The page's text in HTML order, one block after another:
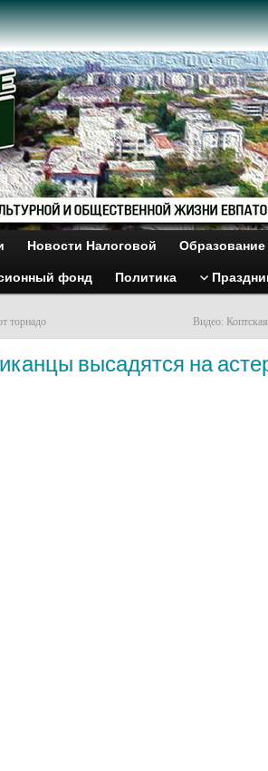
Новости Налоговой Образование
фонд Политика
торнадо Видео:
высадятся на